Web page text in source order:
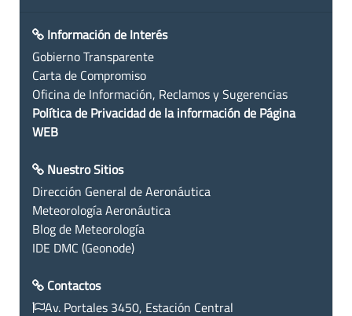
Información de Interés
Gobierno Transparente
Carta de Compromiso
Oficina de Información, Reclamos y Sugerencias
Política de Privacidad de la información de Página
WEB
Nuestro Sitios
Dirección General de Aeronáutica
Meteorología Aeronáutica
Blog de Meteorología
IDE DMC (Geonode)
Contactos
Av. Portales 3450, Estación Central